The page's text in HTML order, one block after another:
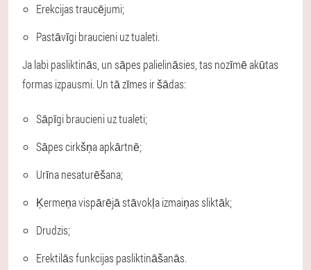
Erekcijas traucējumi;
Pastāvīgi braucieni uz tualeti.
Ja labi pasliktinās, un sāpes palielināsies, tas nozīmē akūtas
formas izpausmi. Un tā zīmes ir šādas:
Sāpīgi braucieni uz tualeti;
Sāpes cirkšņa apkārtnē;
Urīna nesaturēšana;
Ķermeņa vispārējā stāvokļa izmaiņas sliktāk;
Drudzis;
Erektilās funkcijas pasliktināšanās.